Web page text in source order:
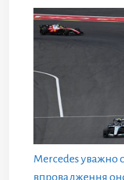
Mercedes уважно
впровадження